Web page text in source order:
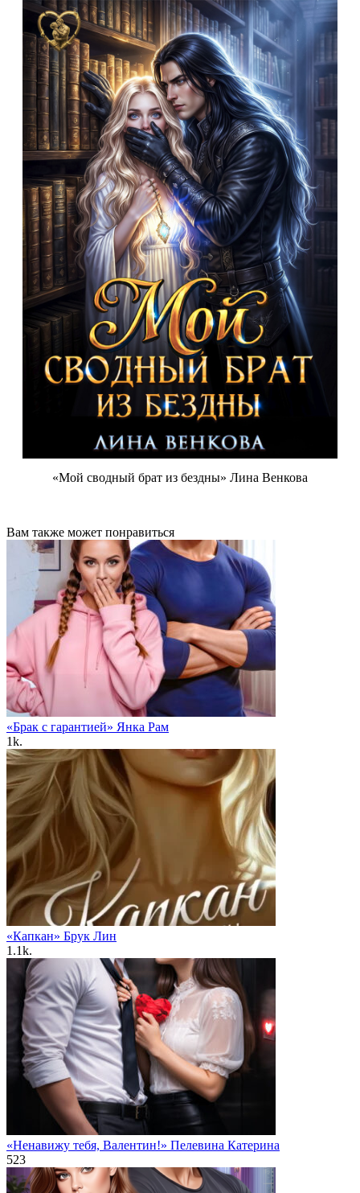
«Мой сводный брат из бездны» Лина Венкова
Вам также может понравиться
«Брак с гарантией» Янка Рам
1k.
«Капкан» Брук Лин
1.1k.
«Ненавижу тебя, Валентин!» Пелевина Катерина
523